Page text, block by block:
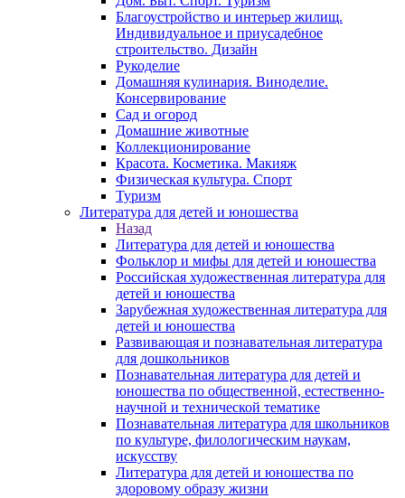
Благоустройство и интерьер жилищ.
Индивидуальное и приусадебное
строительство. Дизайн
Рукоделие
Домашняя кулинария. Виноделие.
Консервирование
Сад и огород
Домашние животные
Коллекционирование
Красота. Косметика. Макияж
Физическая культура. Спорт
Туризм
Литература для детей и юношества
Назад
Литература для детей и юношества
Фольклор и мифы для детей и юношества
Российская художественная литература для
детей и юношества
Зарубежная художественная литература для
детей и юношества
Развивающая и познавательная литература
для дошкольников
Познавательная литература для детей и
юношества по общественной, естественно-
научной и технической тематике
Познавательная литература для школьников
по культуре, филологическим наукам,
искусству
Литература для детей и юношества по
здоровому образу жизни